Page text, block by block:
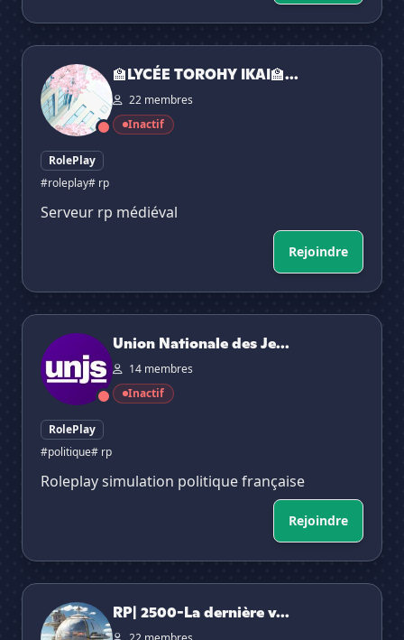
🏫LYCÉE TOROHY IKAI🏫『rp』
🏫LYCÉE TOROHY IKAI🏫...
22 membres
Inactif
RolePlay
#roleplay# rp
Serveur rp médiéval
Rejoindre
Union Nationale des Jeunes Souverainistes
Union Nationale des Je...
14 membres
Inactif
RolePlay
#politique# rp
Roleplay simulation politique française
Rejoindre
RP| 2500-La dernière ville 🏙
RP| 2500-La dernière v...